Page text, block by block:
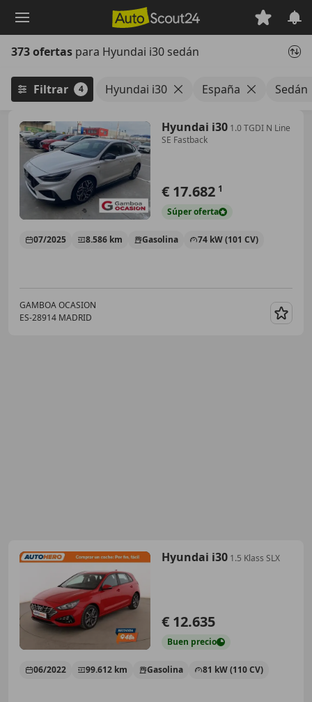
principal
373 ofertas para Hyundai i30 sedán
Filtrar 4 Hyundai i30 España Sedán
Hyundai i30 1.0 TGDI N Line
SE Fastback
€ 17.682 1
Súperoferta
07/2025 8.586 km Gasolina 74 kW (101 CV)
GAMBOA OCASION
ES-28914 MADRID
Hyundai i30 1.5 Klass SLX
€ 12.635
Buen precio
06/2022 99.612 km Gasolina 81 kW (110 CV)